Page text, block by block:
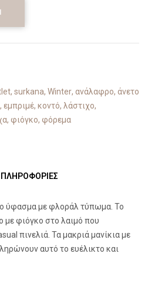
, surkana, Winter, ανάλαφρο, άνετο
, εμπριμέ, κοντό, λάστιχο,
, φιόγκο, φόρεμα
ύφασμα με φλοράλ τύπωμα. Το
με φιόγκο στο λαιμό που
πινελιά. Τα μακριά μανίκια με
αυτό το ευέλικτο και